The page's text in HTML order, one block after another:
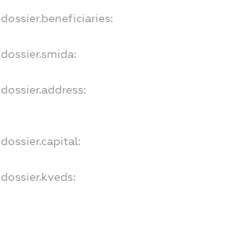
dossier.beneficiaries:
dossier.smida:
dossier.address:
dossier.capital:
dossier.kveds: